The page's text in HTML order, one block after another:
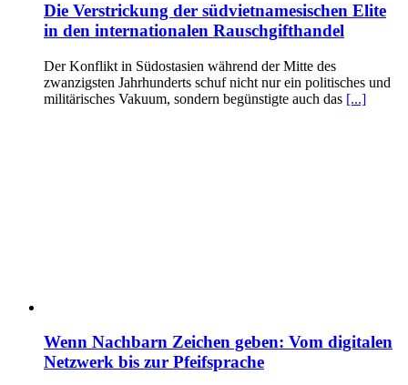
Die Verstrickung der südvietnamesischen Elite
in den internationalen Rauschgifthandel
Der Konflikt in Südostasien während der Mitte des
zwanzigsten Jahrhunderts schuf nicht nur ein politisches und
militärisches Vakuum, sondern begünstigte auch das [...]
Wenn Nachbarn Zeichen geben: Vom digitalen
Netzwerk bis zur Pfeifsprache